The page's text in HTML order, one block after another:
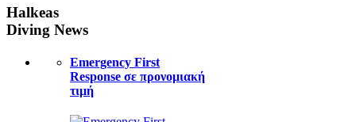
Halkeas
Diving News
Emergency First
Response σε προνομιακή
τιμή